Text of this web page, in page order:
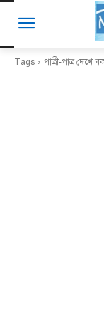
Tags পাত্রী-পাত্র দেখে